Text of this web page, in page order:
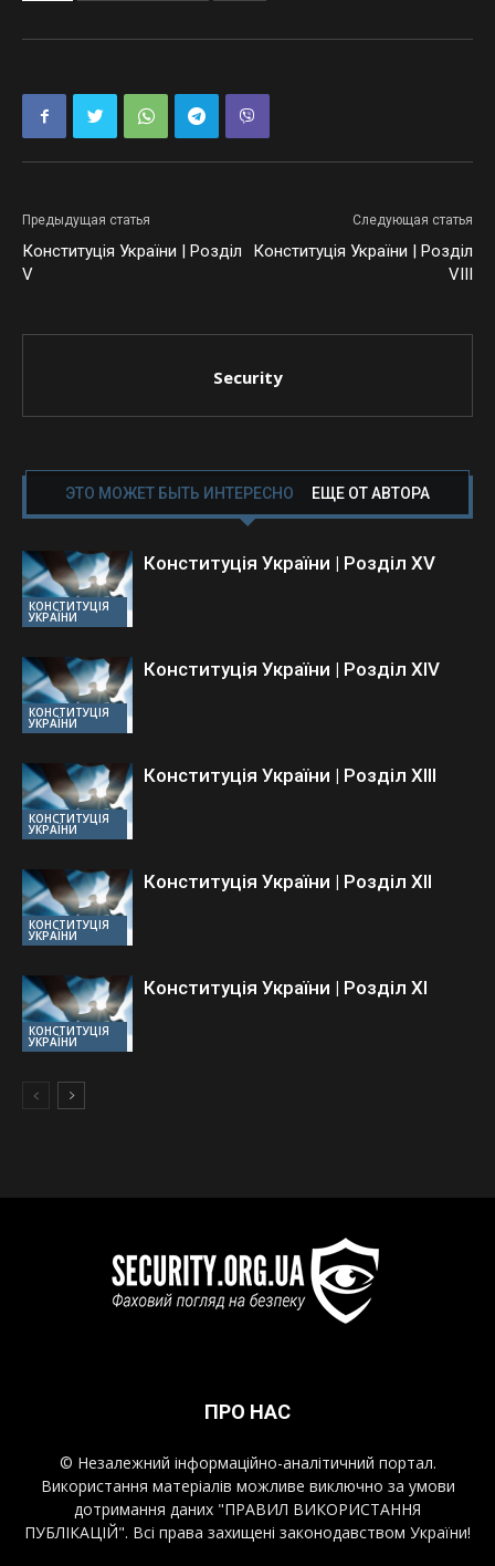
Предыдущая статья
Конституція України | Розділ
V
Следующая статья
Конституція України | Розділ
VIII
Security
ЭТО МОЖЕТ БЫТЬ ИНТЕРЕСНО ЕЩЕ ОТ АВТОРА
КОНСТИТУЦІЯ
УКРАЇНИ
Конституція України | Розділ XV
КОНСТИТУЦІЯ
УКРАЇНИ
Конституція України | Розділ ХIV
КОНСТИТУЦІЯ
УКРАЇНИ
Конституція України | Розділ ХIII
КОНСТИТУЦІЯ
УКРАЇНИ
Конституція України | Розділ ХII
КОНСТИТУЦІЯ
УКРАЇНИ
Конституція України | Розділ ХI
ПРО НАС
© Незалежний інформаційно-аналітичний портал.
Використання матеріалів можливе виключно за умови
дотримання даних "ПРАВИЛ ВИКОРИСТАННЯ
ПУБЛІКАЦІЙ". Всі права захищені законодавством України!